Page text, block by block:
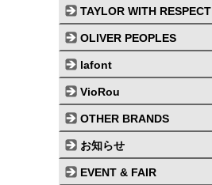
TAYLOR WITH RESPECT
OLIVER PEOPLES
lafont
VioRou
OTHER BRANDS
お知らせ
EVENT & FAIR